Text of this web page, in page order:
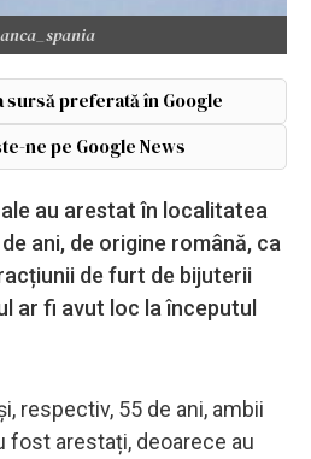
sursă preferată în Google
ne pe Google News
au arestat în localitatea
ani, de origine română, ca
de furt de bijuterii
ar fi avut loc la începutul
respectiv, 55 de ani, ambii
fost arestați, deoarece au